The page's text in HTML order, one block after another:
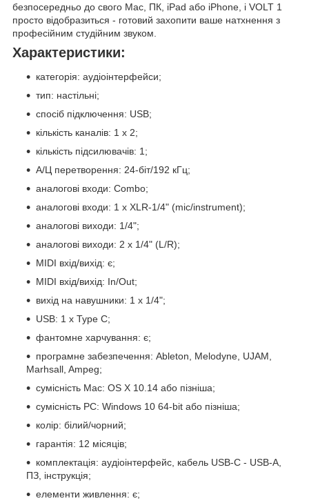
безпосередньо до свого Mac, ПК, iPad або iPhone, і VOLT 1
просто відобразиться - готовий захопити ваше натхнення з
професійним студійним звуком.
Характеристики:
категорія: аудіоінтерфейси;
тип: настільні;
спосіб підключення: USB;
кількість каналів: 1 х 2;
кількість підсилювачів: 1;
А/Ц перетворення: 24-біт/192 кГц;
аналогові входи: Combo;
аналогові входи: 1 x XLR-1/4" (mic/instrument);
аналогові виходи: 1/4";
аналогові виходи: 2 x 1/4" (L/R);
MIDI вхід/вихід: є;
MIDI вхід/вихід: In/Out;
вихід на навушники: 1 x 1/4";
USB: 1 x Type C;
фантомне харчування: є;
програмне забезпечення: Ableton, Melodyne, UJAM,
Marhsall, Ampeg;
сумісність Mac: OS X 10.14 або пізніша;
сумісність PC: Windows 10 64-bit або пізніша;
колір: білий/чорний;
гарантія: 12 місяців;
комплектація: аудіоінтерфейс, кабель USB-C - USB-A,
ПЗ, інструкція;
елементи живлення: є;